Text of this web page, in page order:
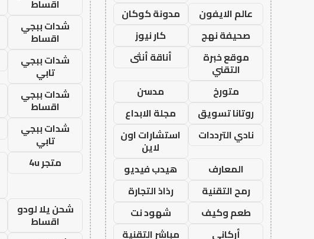
عالم الايفون
مدونة كوكان
صحيفة نهج
كار نيوز
موقع خبرة
التقني
أناقة أنثى
متورخ
مدسن
روتانا تسويق
مجلة الابداع
نادي الترددات
استشارات اون
لاين
المعارف
هيدب فيديو
رمح التقنية
رذاذ التجارة
طعم وكيف
شهود نت
أركاني
مباشر التقنية
اقساط
شدات ببجي
اقساط
شدات ببجي
تابي
شدات ببجي
اقساط
شدات ببجي
تابي
متجر 4u
شحن يلا لودو
اقساط